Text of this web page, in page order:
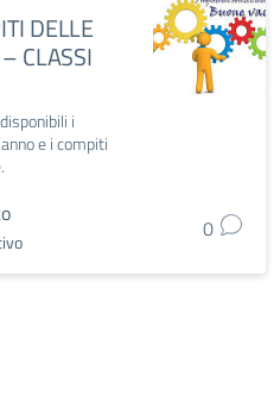
DELLE
CLASSI
i
e i compiti
0